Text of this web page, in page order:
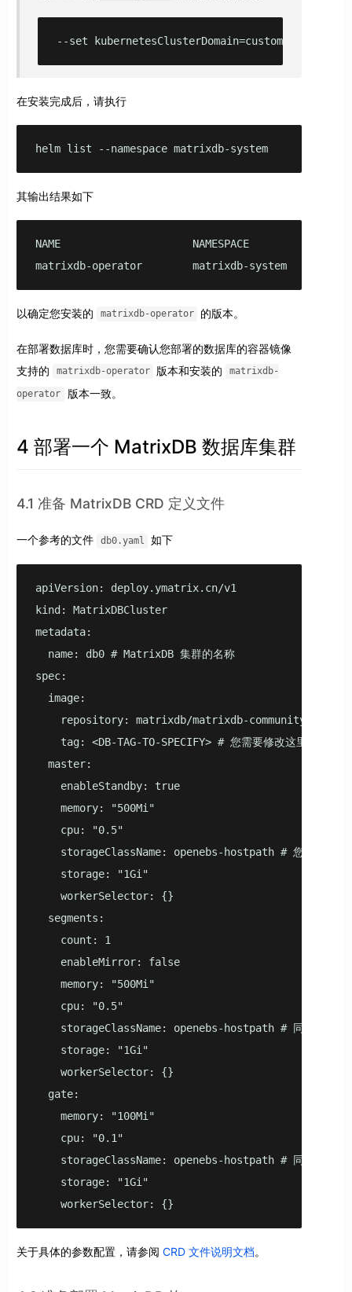
--set kubernetesClusterDomain=custom.domain
在安装完成后，请执行
helm list --namespace matrixdb-system
其输出结果如下
NAME                     NAMESPACE
matrixdb-operator        matrixdb-system
以确定您安装的 matrixdb-operator 的版本。
在部署数据库时，您需要确认您部署的数据库的容器镜像
支持的
matrixdb-operator 版本和安装的 matrixdb-
operator 版本一致。
4 部署一个 MatrixDB 数据库集群
4.1 准备 MatrixDB CRD 定义文件
一个参考的文件 db0.yaml 如下
apiVersion: deploy.ymatrix.cn/v1
kind: MatrixDBCluster
metadata:
  name: db0 # MatrixDB 集群的名称
spec:
  image:
repository: matrixdb/matrixdb-community # 如果您
tag: <DB-TAG-TO-SPECIFY> # 您需要修改这里的tag值
  master:
    enableStandby: true
    memory: "500Mi"
    cpu: "0.5"
storageClassName: openebs-hostpath # 您可以选
    storage: "1Gi"
    workerSelector: {}
  segments:
    count: 1
    enableMirror: false
    memory: "500Mi"
    cpu: "0.5"
storageClassName: openebs-hostpath # 同
    storage: "1Gi"
    workerSelector: {}
  gate:
    memory: "100Mi"
    cpu: "0.1"
storageClassName: openebs-hostpath # 同
    storage: "1Gi"
    workerSelector: {}
关于具体的参数配置，请参阅 CRD 文件说明文档。